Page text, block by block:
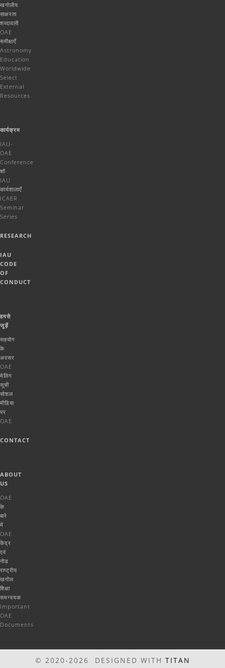
खगोलीय
साक्षरता
शब्दावली
OAE
समीक्षाएँ
Astronomy
Education
Worldwide
Select
External
Resources
कार्यक्रम
IAU-
OAE
Conference
शॉ-
IAU
कार्यशालाएँ
ICAER
Seminar
Series
RESEARCH
IAU
CODE
OF
CONDUCT
हमसे
जुड़ें
सहयोग
के
अवसर
OAE
मेलिंग
सूची
सोशल
मीडिया
पर
OAE
CONTACT
ABOUT
US
OAE
के
बारे
में
OAE
केंद्र
एवं
नोड
राष्ट्रीय
खगोल
शिक्षा
समन्वयक
Important
OAE
Documents
© 2020-2026 DESIGNED WITH TITAN